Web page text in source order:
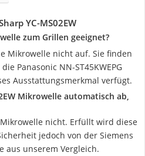
YC-MS02EW
zum Grillen geeignet?
Mikrowelle nicht auf. Sie finden
Panasonic NN-ST45KWEPG
Ausstattungsmerkmal verfügt.
Mikrowelle automatisch ab,
nicht. Erfüllt wird diese
jedoch von der Siemens
aus unserem Vergleich.